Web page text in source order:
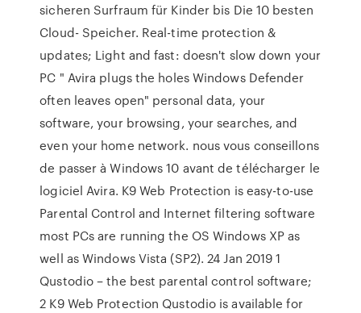
sicheren Surfraum für Kinder bis Die 10 besten
Cloud- Speicher. Real-time protection &
updates; Light and fast: doesn't slow down your
PC " Avira plugs the holes Windows Defender
often leaves open" personal data, your
software, your browsing, your searches, and
even your home network. nous vous conseillons
de passer à Windows 10 avant de télécharger le
logiciel Avira. K9 Web Protection is easy-to-use
Parental Control and Internet filtering software
most PCs are running the OS Windows XP as
well as Windows Vista (SP2). 24 Jan 2019 1
Qustodio – the best parental control software;
2 K9 Web Protection Qustodio is available for